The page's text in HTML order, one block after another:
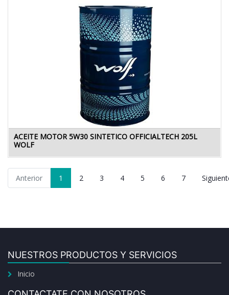
ACEITE MOTOR 5W30 SINTETICO OFFICIALTECH 205L
WOLF
Anterior 1 2 3 4 5 6 7
NUESTROS PRODUCTOS Y SERVICIOS
Inicio